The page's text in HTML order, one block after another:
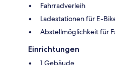
Fahrradverleih
Ladestationen für E-
Abstellmöglichkeit für
Einrichtungen
1 Gebäude